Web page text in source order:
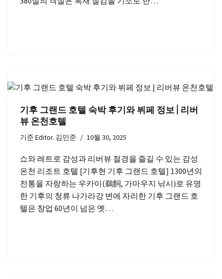
기후 그랜드 호텔 숙박 후기와 뷔페 정보 | 리버
뷰 온천호텔
기준Editor. 김민준 10월 30, 2025
쇼와 레트로 감성과 리버뷰 절경을 즐길 수 있는 감성
온천 리조트 호텔 [기후현 기후 그랜드 호텔] 1300년의
전통을 자랑하는 우카이(鵜飼, 가마우지 낚시)로 유명
한 기후의 청류 나가라강 변에 자리한 기후 그랜드 호
텔은 창업 60년이 넘은 옛…